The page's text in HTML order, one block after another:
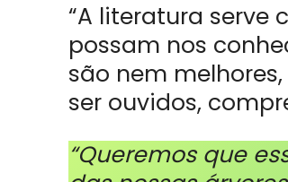
“A literatura serve
possam nos
são nem
ser ouvidos,
“Queremos que